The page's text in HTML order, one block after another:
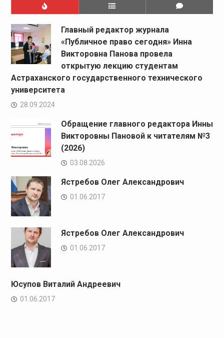
Главный редактор журнала
«Публичное право сегодня» Инна
Викторовна Панова провела
открытую лекцию студентам
Астраханского государственного технического
университета
28.09.2024
Обращение главного редактора Инны
Викторовны Пановой к читателям №3
(2026)
03.08.2026
Ястребов Олег Александрович
01.06.2017
Ястребов Олег Александрович
01.06.2017
Юсупов Виталий Андреевич
01.06.2017